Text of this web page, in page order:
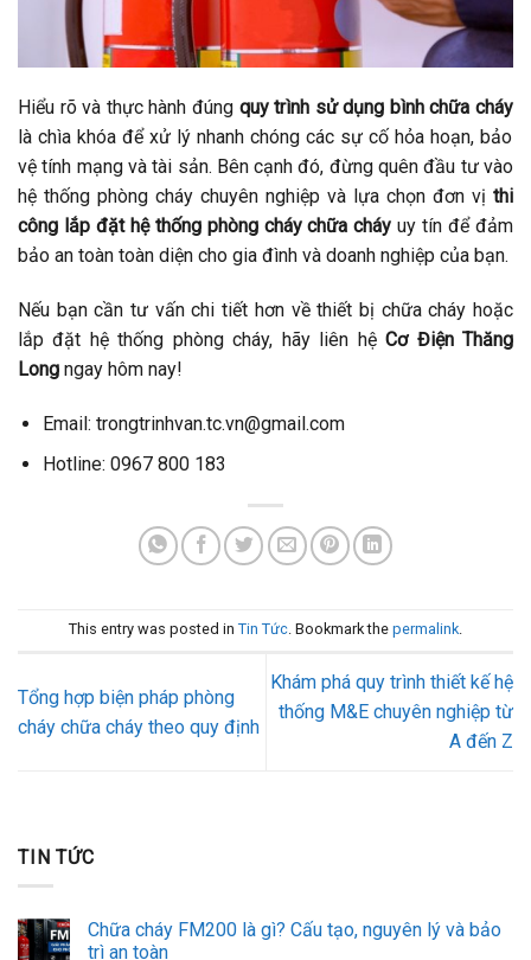
Hiểu rõ và thực hành đúng quy trình sử dụng bình chữa cháy
là chìa khóa để xử lý nhanh chóng các sự cố hỏa hoạn, bảo
vệ tính mạng và tài sản. Bên cạnh đó, đừng quên đầu tư vào
hệ thống phòng cháy chuyên nghiệp và lựa chọn đơn vị thi
công lắp đặt hệ thống phòng cháy chữa cháy uy tín để đảm
bảo an toàn toàn diện cho gia đình và doanh nghiệp của bạn.
Nếu bạn cần tư vấn chi tiết hơn về thiết bị chữa cháy hoặc
lắp đặt hệ thống phòng cháy, hãy liên hệCơ Điện Thăng
Long ngay hôm nay!
Email: trongtrinhvan.tc.vn@gmail.com
Hotline: 0967 800 183
This entry was posted in Tin Tức. Bookmark the permalink.
Tổng hợp biện pháp phòng
cháy chữa cháy theo quy định
Khám phá quy trình thiết kế hệ
thống M&E chuyên nghiệp từ
A đến Z
TIN TỨC
Chữa cháy FM200 là gì? Cấu tạo, nguyên lý và bảo
trì an toàn